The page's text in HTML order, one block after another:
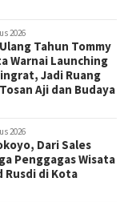
2026
Tahun Tommy
Warnai Launching
Jadi Ruang
Aji dan Budaya
2026
Dari Sales
Penggagas Wisata
Rusdi di Kota